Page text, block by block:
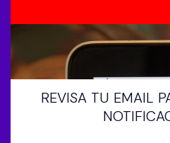
REVISA TU EMAIL